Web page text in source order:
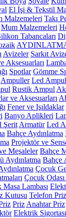
El İşi & Tekstil
Malzemeleri Takı
Mum Malzemeleri
Tabancaları
Avizeler Sarkıt
Aksesuarları
Spotlar Gömme
Ampuller Led Ampul
Rustik Ampul
ve Aksesuarları
Fener ve Işıldaklar
Banyo Aplikleri
Şerit Armatür Led
Bahçe Aydınlatma
Projektör ve
Meşaleler Bahçe
Aydınlatma Bahçe
Çocuk
Çocuk
Masa Lambası
Kutusu Telefon
Priz Anahtar Priz
Elektrik Sigortası